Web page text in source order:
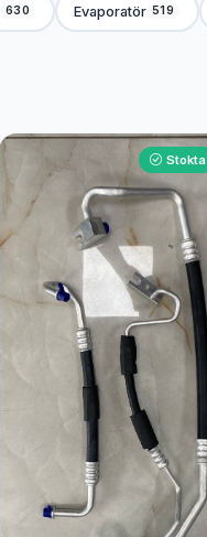
630 Evaporatör 519
Stokta